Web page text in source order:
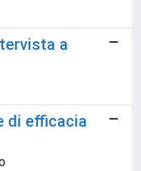
a
di efficacia